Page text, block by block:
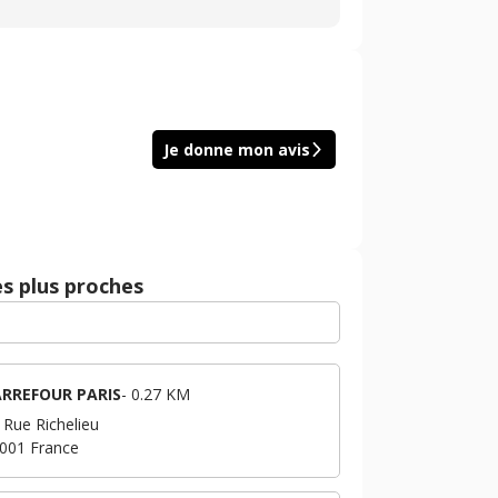
Je donne mon avis
plus proches
PARIS- 0.27 KM
Richelieu
France